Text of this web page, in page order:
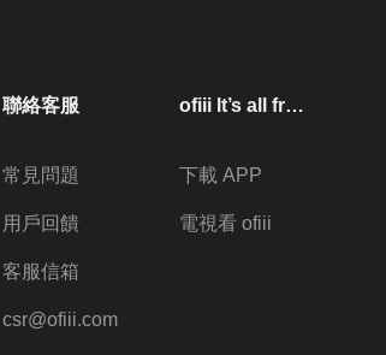
聯絡客服
常見問題
用戶回饋
客服信箱
csr@ofiii.com
ofiii lt’s all free
下載 APP
電視看 ofiii